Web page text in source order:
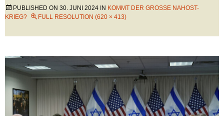
PUBLISHED ON 30. JUNI 2024 IN KOMMT DER GROSSE NAHOST-K
RIEG?
FULL RESOLUTION (620 × 413)